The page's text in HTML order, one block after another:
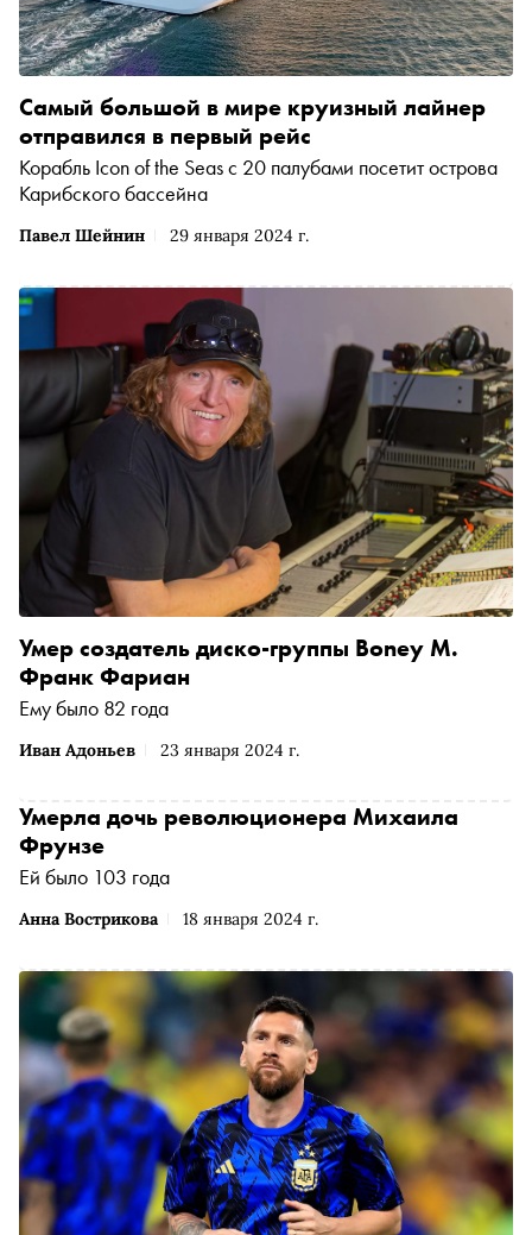
Павел Шейнин 29 января 2024 г.
Самый большой в мире круизный лайнер
отправился в первый рейс
Корабль Icon of the Seas с 20 палубами посетит острова
Карибского бассейна
Иван Адоньев 23 января 2024 г.
Умер создатель диско-группы Boney M.
Франк Фариан
Ему было 82 года
Анна Вострикова 18 января 2024 г.
Умерла дочь революционера Михаила
Фрунзе
Ей было 103 года